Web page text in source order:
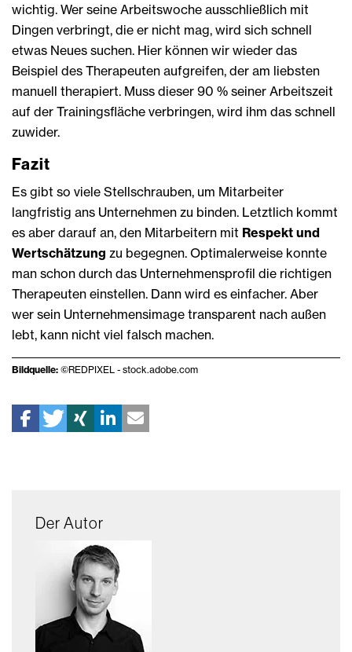
wichtig. Wer seine Arbeitswoche ausschließlich mit
Dingen verbringt, die er nicht mag, wird sich schnell
etwas Neues suchen. Hier können wir wieder das
Beispiel des Therapeuten aufgreifen, der am liebsten
manuell therapiert. Muss dieser 90 % seiner Arbeitszeit
auf der Trainingsfläche verbringen, wird ihm das schnell
zuwider.
Fazit
Es gibt so viele Stellschrauben, um Mitarbeiter
langfristig ans Unternehmen zu binden. Letztlich kommt
es aber darauf an, den Mitarbeitern mit Respekt und
Wertschätzung zu begegnen. Optimalerweise konnte
man schon durch das Unternehmensprofil die richtigen
Therapeuten einstellen. Dann wird es einfacher. Aber
wer sein Unternehmensimage transparent nach außen
lebt, kann nicht viel falsch machen.
Bildquelle: ©REDPIXEL - stock.adobe.com
Der Autor